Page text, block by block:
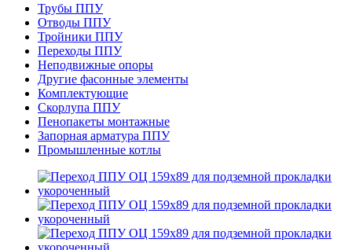
Трубы ППУ
Отводы ППУ
Тройники ППУ
Переходы ППУ
Неподвижные опоры
Другие фасонные элементы
Комплектующие
Скорлупа ППУ
Пенопакеты монтажные
Запорная арматура ППУ
Промышленные котлы